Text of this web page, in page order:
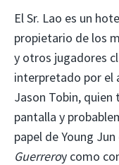
El Sr. Lao es un
propietario de los
y otros jugadores
interpretado por el
Jason Tobin, quien
pantalla y
papel de Young
Guerreroy como